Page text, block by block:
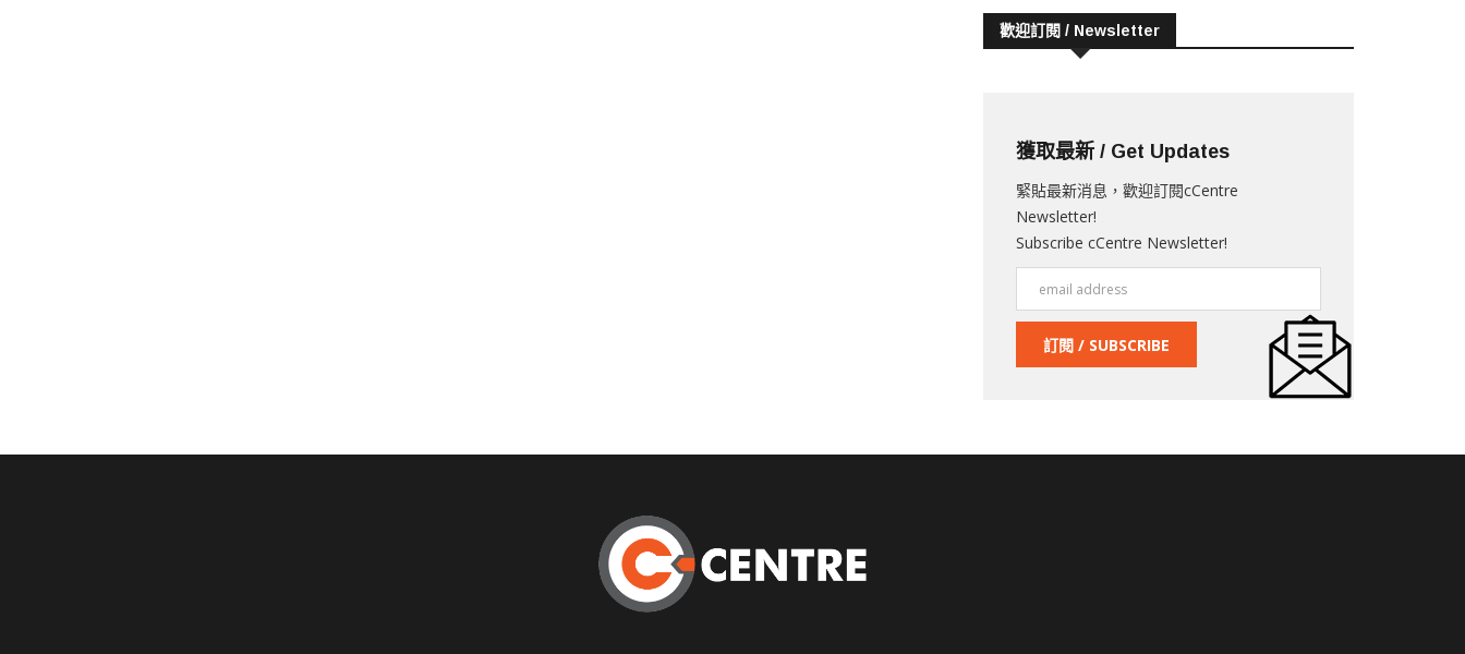
歡迎訂閱 / Newsletter
獲取最新 / Get Updates
緊貼最新消息，歡迎訂閱cCentre
Newsletter!
Subscribe cCentre Newsletter!